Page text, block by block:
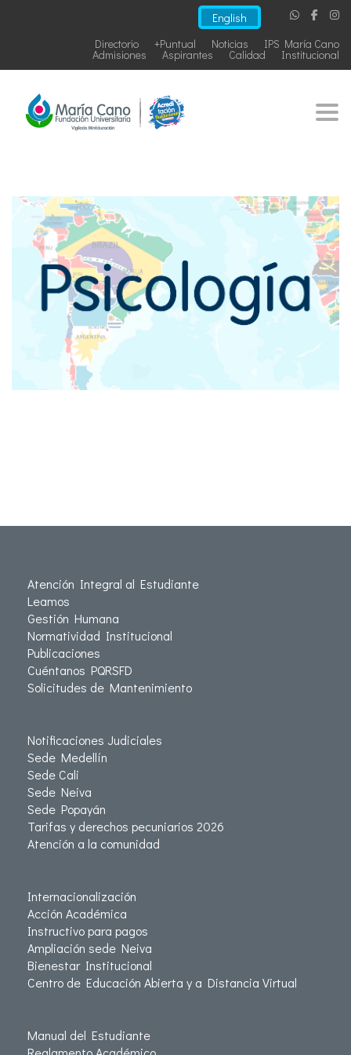
English
IPS María Cano
Noticias
+Puntual
Directorio
Institucional
Calidad
Aspirantes
Admisiones
Atención Integral al Estudiante
Leamos
Gestión Humana
Normatividad Institucional
Publicaciones
Cuéntanos PQRSFD
Solicitudes de Mantenimiento
Notificaciones Judiciales
Sede Medellín
Sede Cali
Sede Neiva
Sede Popayán
Tarifas y derechos pecuniarios 2026
Atención a la comunidad
Internacionalización
Acción Académica
Instructivo para pagos
Ampliación sede Neiva
Bienestar Institucional
Centro de Educación Abierta y a Distancia Virtual
Manual del Estudiante